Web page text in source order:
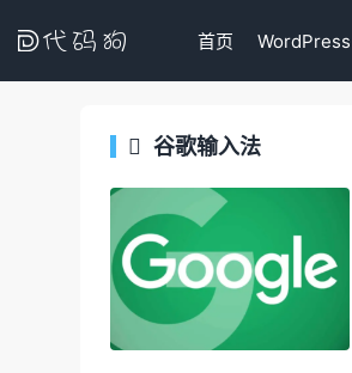
 首页 WordPress
 谷歌输入法